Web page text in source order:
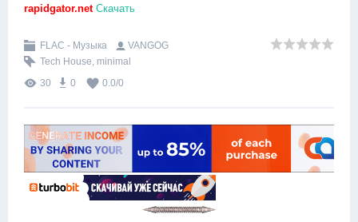
rapidgator.netСкачать
FLAC - Музыка
VANGOG
Tech House, minimal
30
0 0.0/0